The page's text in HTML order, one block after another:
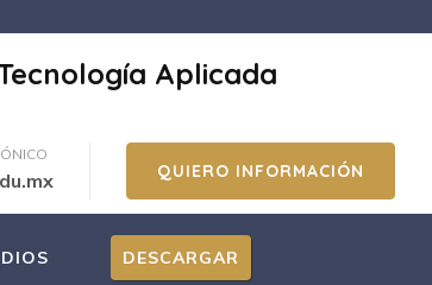
Aplicada
QUIERO INFORMACIÓN
DESCARGAR